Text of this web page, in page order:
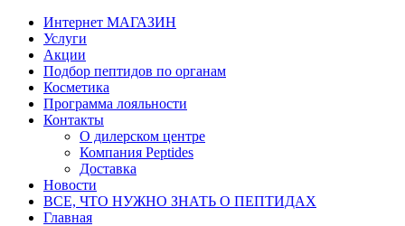
Интернет МАГАЗИН
Услуги
Акции
Подбор пептидов по органам
Косметика
Программа лояльности
Контакты
О дилерском центре
Компания Peptides
Доставка
Новости
ВСЕ, ЧТО НУЖНО ЗНАТЬ О ПЕПТИДАХ
Главная